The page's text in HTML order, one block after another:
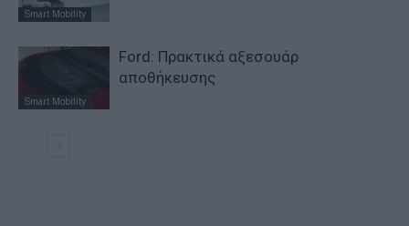
Smart Mobility
Smart Mobility
Ford: Πρακτικά αξεσουάρ
αποθήκευσης